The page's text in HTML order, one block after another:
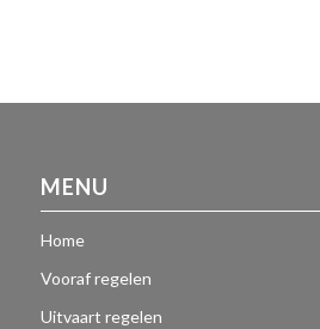
MENU
Home
Vooraf regelen
Uitvaart regelen